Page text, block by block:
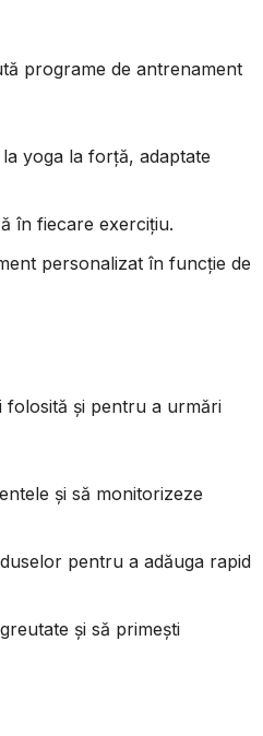
programe de antrenament
yoga la forță, adaptate
în fiecare exercițiu.
personalizat în funcție de
folosită și pentru a urmări
și să monitorizeze
pentru a adăuga rapid
și să primești